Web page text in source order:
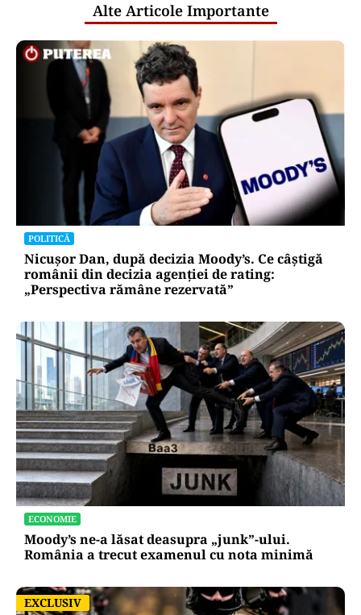
Alte Articole Importante
POLITICĂ
Nicușor Dan, după decizia Moody’s. Ce câștigă
românii din decizia agenției de rating:
„Perspectiva rămâne rezervată”
ECONOMIE
Moody’s ne-a lăsat deasupra „junk”-ului.
România a trecut examenul cu nota minimă
EXCLUSIV
EXCLUSIV